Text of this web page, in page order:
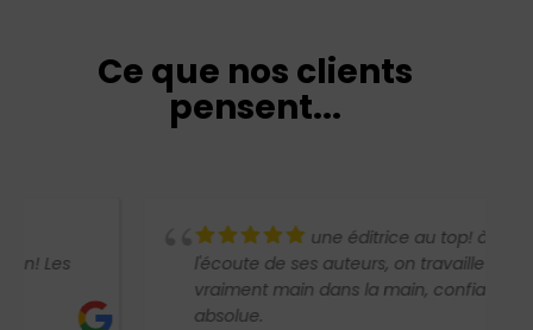
Ce que nos clients
pensent...
une éditrice au top! à
l'écoute de ses auteurs, on travaille
vraiment main dans la main, confiance
absolue.